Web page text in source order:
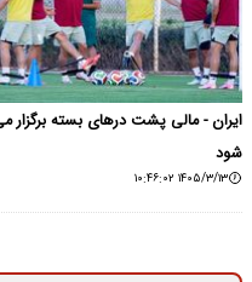
ایران - مالی پشت درهای بسته برگزار
شود
۱۴۰۵/۳/۱۳ ۱۰:۴۶:۰۲